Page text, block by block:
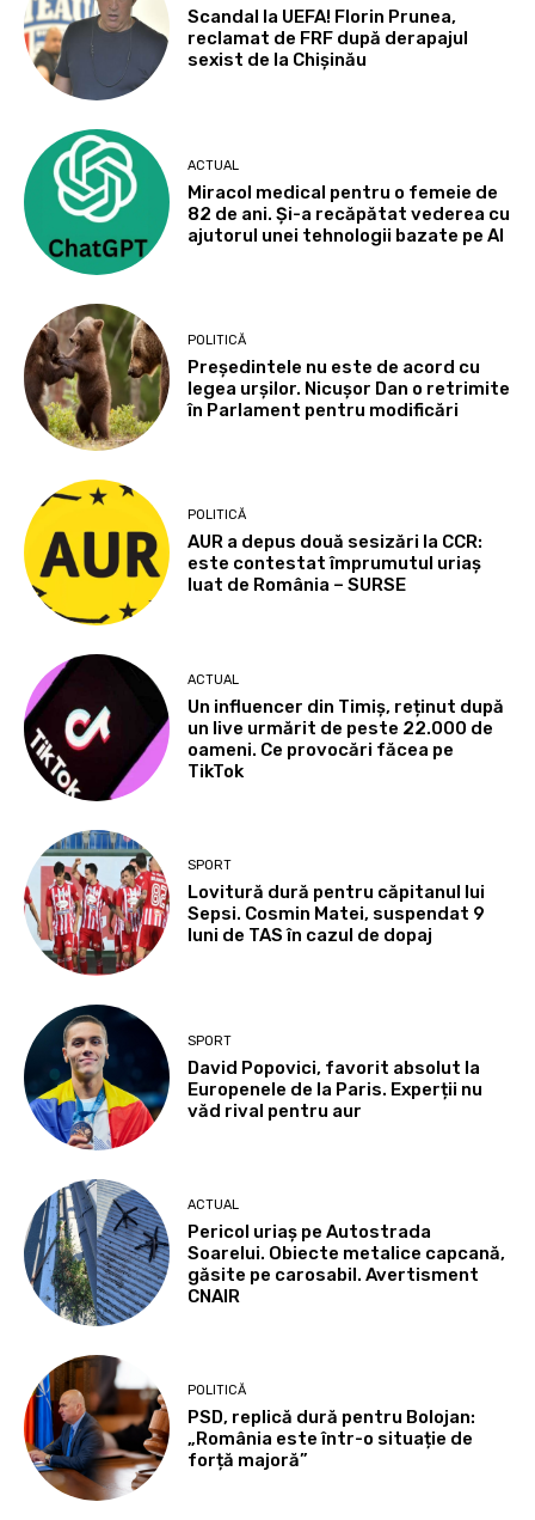
Scandal la UEFA! Florin Prunea,
reclamat de FRF după derapajul
sexist de la Chișinău
ACTUAL
Miracol medical pentru o femeie de
82 de ani. Și-a recăpătat vederea cu
ajutorul unei tehnologii bazate pe AI
POLITICĂ
Președintele nu este de acord cu
legea urșilor. Nicușor Dan o retrimite
în Parlament pentru modificări
POLITICĂ
AUR a depus două sesizări la CCR:
este contestat împrumutul uriaș
luat de România – SURSE
ACTUAL
Un influencer din Timiș, reținut după
un live urmărit de peste 22.000 de
oameni. Ce provocări făcea pe
TikTok
SPORT
Lovitură dură pentru căpitanul lui
Sepsi. Cosmin Matei, suspendat 9
luni de TAS în cazul de dopaj
SPORT
David Popovici, favorit absolut la
Europenele de la Paris. Experții nu
văd rival pentru aur
ACTUAL
Pericol uriaș pe Autostrada
Soarelui. Obiecte metalice capcană,
găsite pe carosabil. Avertisment
CNAIR
POLITICĂ
PSD, replică dură pentru Bolojan:
„România este într-o situație de
forță majoră”